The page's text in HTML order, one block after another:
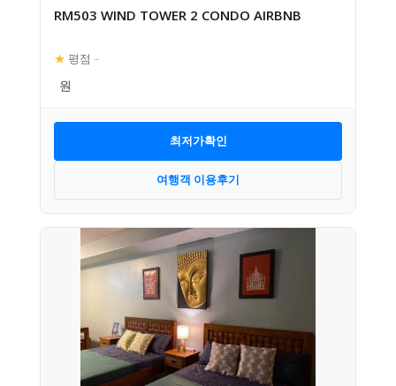
RM503 WIND TOWER 2 CONDO AIRBNB
★ 평점 –
최저가확인
여행객 이용후기